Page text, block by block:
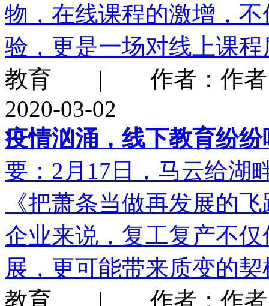
物，在线课程的激增，
验，更是一场对线上课
教育 | 作者：作者
2020-03-02
疫情汹涌，线下教育纷
要：2月17日，马云给湖
《把萧条当做再发展的
企业来说，复工复产不
展，更可能带来质变的
教育 | 作者：作者